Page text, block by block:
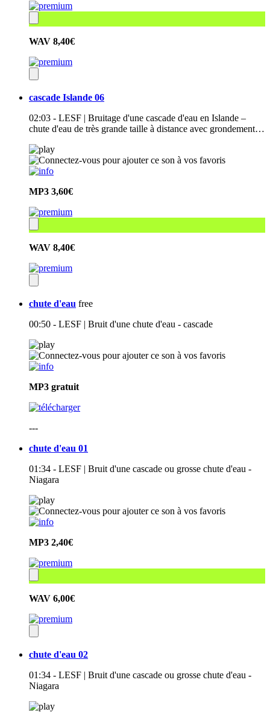
WAV 8,40€
cascade Islande 06
02:03 - LESF | Bruitage d'une cascade d'eau en Islande –
chute d'eau de très grande taille à distance avec grondement…
MP3 3,60€
WAV 8,40€
chute d'eau free
00:50 - LESF | Bruit d'une chute d'eau - cascade
MP3 gratuit
---
chute d'eau 01
01:34 - LESF | Bruit d'une cascade ou grosse chute d'eau -
Niagara
MP3 2,40€
WAV 6,00€
chute d'eau 02
01:34 - LESF | Bruit d'une cascade ou grosse chute d'eau -
Niagara